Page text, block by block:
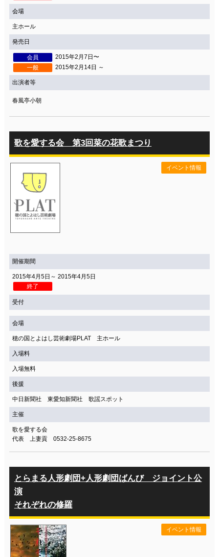
会場
主ホール
発売日
会員
2015年2月7日〜
一般
2015年2月14日 ～
出演者等
春風亭小朝
歌を愛する会 第3回菜の花歌まつり
イベント情報
開催期間
2015年4月5日～ 2015年4月5日
終了
受付
会場
穂の国とよはし芸術劇場PLAT 主ホール
入場料
入場無料
後援
中日新聞社 東愛知新聞社 歌謡スポット
主催
歌を愛する会
代表 上妻貢 0532-25-8675
とらまる人形劇団+人形劇団ばんび ジョイント公
演
それぞれの修羅
イベント情報